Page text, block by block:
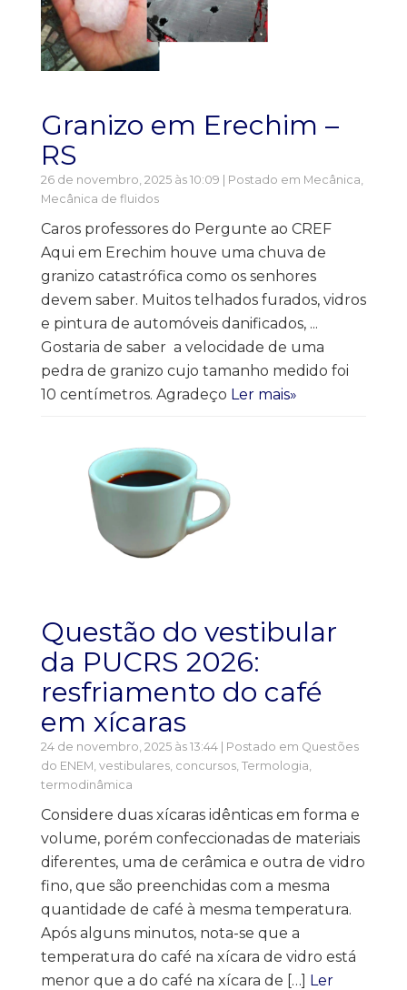
Granizo em Erechim –
RS
26 de novembro, 2025 às 10:09 | Postado em Mecânica
Mecânica de fluidos
Caros professores do Pergunte ao CREF
Aqui em Erechim houve uma chuva de
granizo catastrófica como os senhores
devem saber. Muitos telhados furados, vidros
e pintura de automóveis danificados, ...
Gostaria de saber a velocidade de uma
pedra de granizo cujo tamanho medido foi
10 centímetros. Agradeço Ler mais»
Questão do vestibular
da PUCRS 2026:
resfriamento do café
em xícaras
24 de novembro, 2025 às 13:44 | Postado em Questões
do ENEM, vestibulares, concursos Termologia,
termodinâmica
Considere duas xícaras idênticas em forma e
volume, porém confeccionadas de materiais
diferentes, uma de cerâmica e outra de vidro
fino, que são preenchidas com a mesma
quantidade de café à mesma temperatura.
Após alguns minutos, nota-se que a
temperatura do café na xícara de vidro está
menor que a do café na xícara de […] Ler